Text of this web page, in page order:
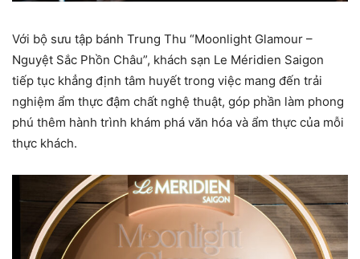
Với bộ sưu tập bánh Trung Thu “Moonlight Glamour –
Nguyệt Sắc Phồn Châu”, khách sạn Le Méridien Saigon
tiếp tục khẳng định tâm huyết trong việc mang đến trải
nghiệm ẩm thực đậm chất nghệ thuật, góp phần làm phong
phú thêm hành trình khám phá văn hóa và ẩm thực của mỗi
thực khách.